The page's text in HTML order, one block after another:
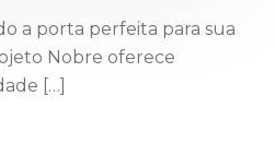
a porta perfeita para sua
Nobre oferece
[…]